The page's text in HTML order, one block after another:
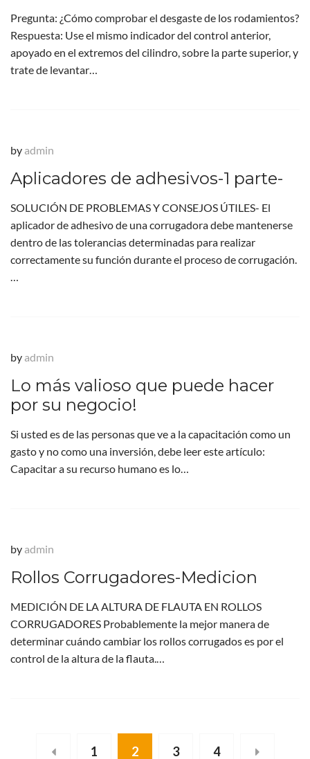
Pregunta: ¿Cómo comprobar el desgaste de los rodamientos?
Respuesta: Use el mismo indicador del control anterior,
apoyado en el extremos del cilindro, sobre la parte superior, y
trate de levantar…
by admin
Aplicadores de adhesivos-1 parte-
SOLUCIÓN DE PROBLEMAS Y CONSEJOS ÚTILES- El
aplicador de adhesivo de una corrugadora debe mantenerse
dentro de las tolerancias determinadas para realizar
correctamente su función durante el proceso de corrugación.
…
by admin
Lo más valioso que puede hacer
por su negocio!
Si usted es de las personas que ve a la capacitación como un
gasto y no como una inversión, debe leer este artículo:
Capacitar a su recurso humano es lo…
by admin
Rollos Corrugadores-Medicion
MEDICIÓN DE LA ALTURA DE FLAUTA EN ROLLOS
CORRUGADORES Probablemente la mejor manera de
determinar cuándo cambiar los rollos corrugados es por el
control de la altura de la flauta.…
1 2 3 4